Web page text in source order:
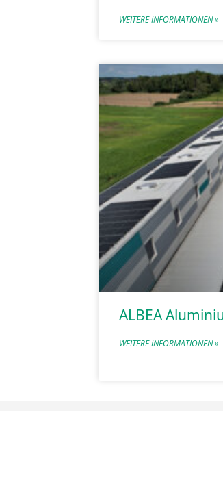
WEITERE INFORMATIONEN »
ALBEA
WEITERE INFORMATIONEN »